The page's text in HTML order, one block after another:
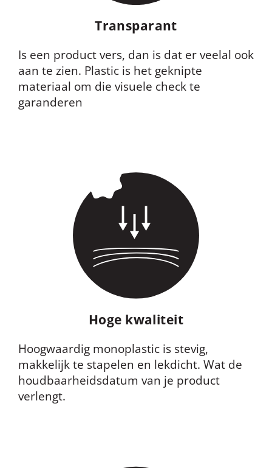
Transparant
Is een product vers, dan is dat er veelal ook
aan te zien. Plastic is het geknipte
materiaal om die visuele check te
garanderen
Hoge kwaliteit
Hoogwaardig monoplastic is stevig,
makkelijk te stapelen en lekdicht. Wat de
houdbaarheidsdatum van je product
verlengt.